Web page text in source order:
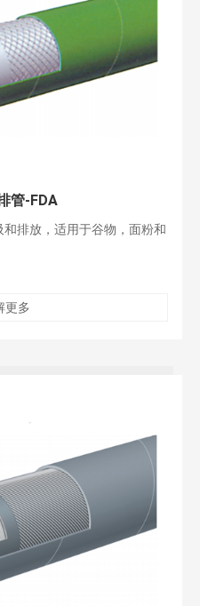
管-FDA
排放，适用于谷物，面粉和
更多